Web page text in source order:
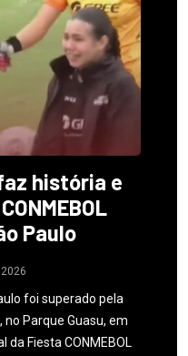
história e
Paulo
foi superado pela
no Parque Guasu, em
da Fiesta CONMEBOL